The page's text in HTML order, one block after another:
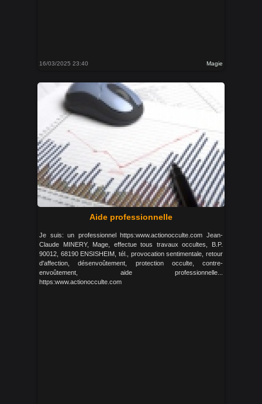
16/03/2025 23:40 Magie
Aide professionnelle
Je suis: un professionnel https:www.actionocculte.com Jean-
Claude MINERY, Mage, effectue tous travaux occultes, B.P.
90012, 68190 ENSISHEIM, tél., provocation sentimentale, retour
d'affection, désenvoûtement, protection occulte, contre-
envoûtement, aide professionnelle...
https:www.actionocculte.com